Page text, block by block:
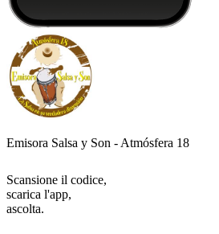
Emisora Salsa y Son - Atmósfera 18
Scansione il codice,
scarica l'app,
ascolta.